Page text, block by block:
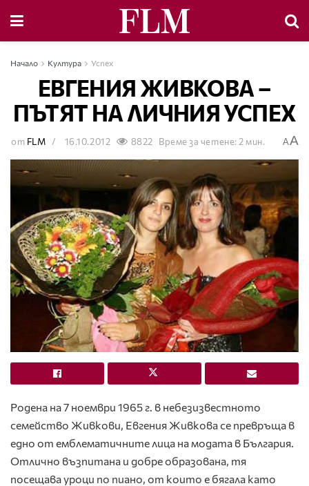
Начало Култура Успех
ЕВГЕНИЯ ЖИВКОВА –
ПЪТЯТ НА ЛИЧНИЯ УСПЕХ
от FLM 16.10.2012 8822 Време за четене: 2 мин. AA
Родена на 7 ноември 1965 г. в небезизвестното
семейство Живкови, Евгения Живкова се превръща в
едно от емблематичните лица на модата в България.
Отлично възпитана и добре образована, тя
посещава уроци по пиано, от които е бягала като